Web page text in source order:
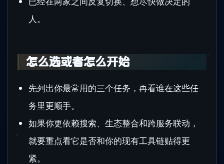
人。
怎么选或者怎么开始
先列出你最常用的三个任务，再看谁在这些任
务里更顺手。
如果你更依赖搜索、生态整合和跨服务联动，
就要重点看它是否和你的现有工具链贴得更
紧。